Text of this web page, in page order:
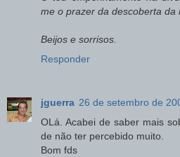
me o prazer da descoberta da
Beijos e sorrisos.
Responder
jguerra 26 de setembro de
OLá. Acabei de saber mais
de não ter percebido muito.
Bom fds